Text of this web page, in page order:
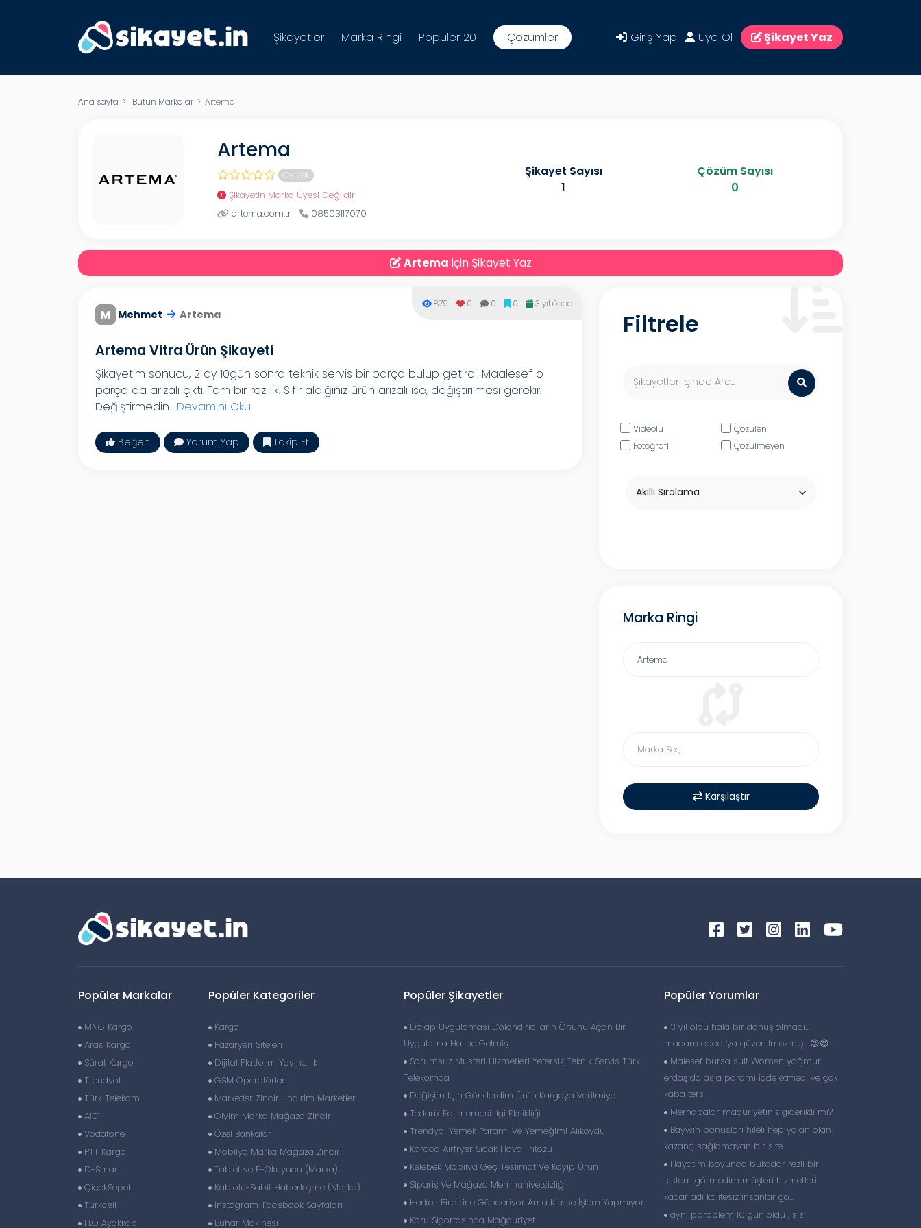
Şikayetler Marka Ringi Popüler 20 Çözümler Giriş Yap Üye Ol Şikayet Yaz
Ana sayfa > Bütün Markalar> Artema
Artema
Oy Yok
Şikayetin Marka Üyesi Değildir
artema.com.tr
08503117070
Şikayet Sayısı
1
Çözüm Sayısı
0
Artema için Şikayet Yaz
M Mehmet Artema
Artema Vitra Ürün Şikayeti
879 0 0 0 3 yıl önce
Şikayetim sonucu, 2 ay 10gün sonra teknik servis bir parça bulup getirdi. Maalesef o
parça da arızalı çıktı. Tam bir rezillik. Sıfır aldığınız ürün arızalı ise, değiştirilmesi gerekir.
Değiştirmedin... Devamını Oku
Beğen Yorum Yap Takip Et
Filtrele
Videolu
Çözülen
Fotoğraflı
Çözülmeyen
Marka Ringi
Karşılaştır
Popüler Markalar
MNG Kargo
Aras Kargo
Sürat Kargo
Trendyol
Türk Telekom
A101
Vodafone
PTT Kargo
D-Smart
ÇiçekSepeti
Turkcell
FLO Ayakkabı
Popüler Kategoriler
Kargo
Pazaryeri Siteleri
Dijital Platform Yayıncılık
GSM Operatörleri
Marketler Zinciri-İndirim Marketler
Giyim Marka Mağaza Zinciri
Özel Bankalar
Mobilya Marka Mağaza Zinciri
Tablet ve E-Okuyucu (Marka)
Kablolu-Sabit Haberleşme (Marka)
İnstagram-Facebook Sayfaları
Buhar Makinesi
Popüler Şikayetler
Dolap Uygulaması Dolandırıcıların Önünü Açan Bir
Uygulama Haline Gelmiş
Sorumsuz Musteri Hizmetleri Yetersiz Teknik Servis Türk
Telekomda
Değişim Için Gönderdim Ürün Kargoya Verilmiyor
Tedarik Edilmemesi İlgi Eksikliği
Trendyol Yemek Paramı Ve Yemeğimi Alıkoydu
Karaca Airfryer Sıcak Hava Fritözü
Kelebek Mobilya Geç Teslimat Ve Kayıp Ürün
Sipariş Ve Mağaza Memnuniyetsizliği
Herkes Birbirine Gönderiyor Ama Kimse İşlem Yapmıyor
Koru Sigortasında Mağduriyet
Popüler Yorumlar
3 yıl oldu hala bir dönüş olmadı…
madam coco ‘ya güvenilmezmiş …😡😡
Malesef bursa suit Women yağmur
erdaş da asla paramı iade etmedi ve çok
kaba ters
Merhabalar maduriyetiniz giderildi mi?
Baywin bonuslari hileli hep yalan olan
kazanç sağlamayan bir site
Hayatım boyunca bukadar rezil bir
sistem görmedim müşteri hizmetleri
kadar adi kalitesiz insanlar gö...
aynı pproblem 10 gün oldu , siz